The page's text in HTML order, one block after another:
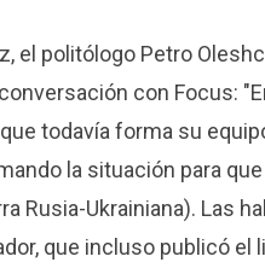
el politólogo Petro
con Focus:
todavía forma su
la situación para
Rusia-Ukrainiana). Las
que incluso publicó el